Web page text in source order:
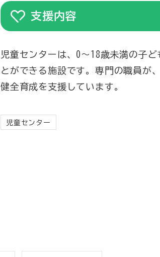
支援内容
児童センターは、0〜18歳未満の子
とができる施設です。専門の職員が
健全育成を支援しています。
児童センター